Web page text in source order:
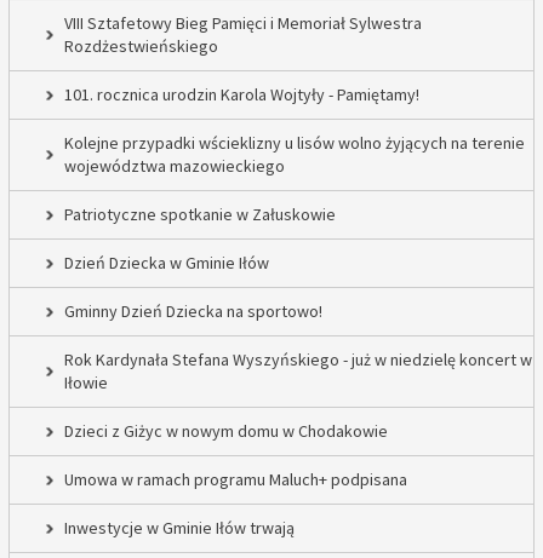
VIII Sztafetowy Bieg Pamięci i Memoriał Sylwestra
Rozdżestwieńskiego
101. rocznica urodzin Karola Wojtyły - Pamiętamy!
Kolejne przypadki wścieklizny u lisów wolno żyjących na terenie
województwa mazowieckiego
Patriotyczne spotkanie w Załuskowie
Dzień Dziecka w Gminie Iłów
Gminny Dzień Dziecka na sportowo!
Rok Kardynała Stefana Wyszyńskiego - już w niedzielę koncert w
Iłowie
Dzieci z Giżyc w nowym domu w Chodakowie
Umowa w ramach programu Maluch+ podpisana
Inwestycje w Gminie Iłów trwają